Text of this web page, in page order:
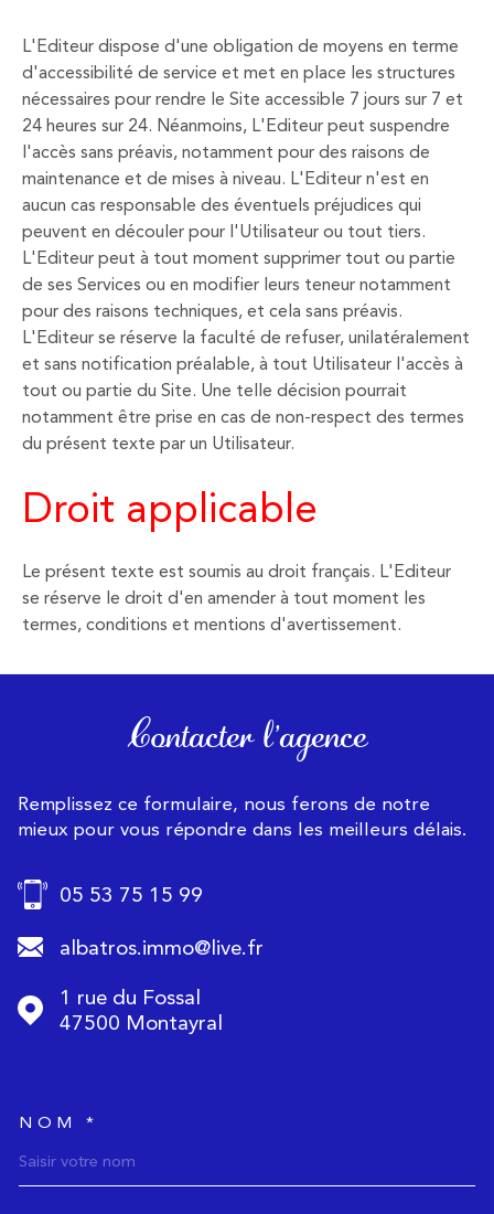
L'Editeur dispose d'une obligation de moyens en terme
d'accessibilité de service et met en place les structures
nécessaires pour rendre le Site accessible 7 jours sur 7 et
24 heures sur 24. Néanmoins, L'Editeur peut suspendre
l'accès sans préavis, notamment pour des raisons de
maintenance et de mises à niveau. L'Editeur n'est en
aucun cas responsable des éventuels préjudices qui
peuvent en découler pour l'Utilisateur ou tout tiers.
L'Editeur peut à tout moment supprimer tout ou partie
de ses Services ou en modifier leurs teneur notamment
pour des raisons techniques, et cela sans préavis.
L'Editeur se réserve la faculté de refuser, unilatéralement
et sans notification préalable, à tout Utilisateur l'accès à
tout ou partie du Site. Une telle décision pourrait
notamment être prise en cas de non-respect des termes
du présent texte par un Utilisateur.
Droit applicable
Le présent texte est soumis au droit français. L'Editeur
se réserve le droit d'en amender à tout moment les
termes, conditions et mentions d'avertissement.
Contacter l'agence
Remplissez ce formulaire, nous ferons de notre
mieux pour vous répondre dans les meilleurs délais.
05 53 75 15 99
albatros.immo@live.fr
1 rue du Fossal
47500
Montayral
NOM *